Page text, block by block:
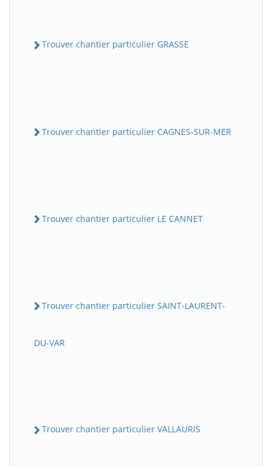
Trouver chantier particulier GRASSE
Trouver chantier particulier CAGNES-SUR-MER
Trouver chantier particulier LE CANNET
Trouver chantier particulier SAINT-LAURENT-
DU-VAR
Trouver chantier particulier VALLAURIS